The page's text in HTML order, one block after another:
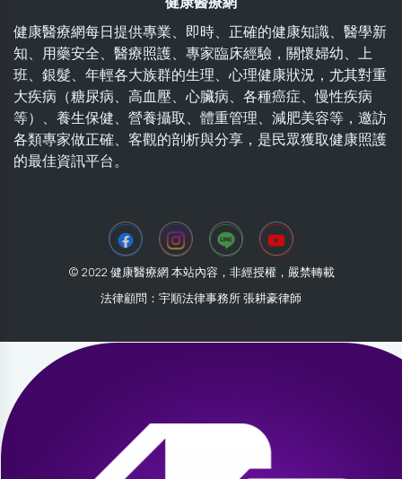
健康醫療網每日提供專業、即時、正確的健康知識、醫學新
知、用藥安全、醫療照護、專家臨床經驗，關懷婦幼、上
班、銀髮、年輕各大族群的生理、心理健康狀況，尤其對重
大疾病（糖尿病、高血壓、心臟病、各種癌症、慢性疾病
等）、養生保健、營養攝取、體重管理、減肥美容等，邀訪
各類專家做正確、客觀的剖析與分享，是民眾獲取健康照護
的最佳資訊平台。
© 2022 健康醫療網 本站內容，非經授權，嚴禁轉載
法律顧問：宇順法律事務所 張耕豪律師